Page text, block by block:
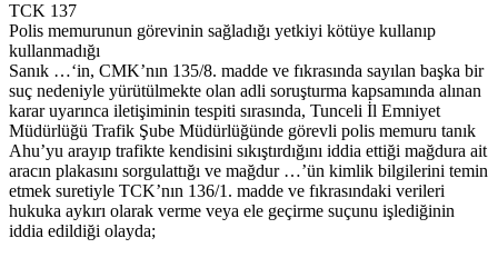
TCK 137
Polis memurunun görevinin sağladığı yetkiyi kötüye kullanıp
kullanmadığı
Sanık …‘in, CMK’nın 135/8. madde ve fıkrasında sayılan başka bir
suç nedeniyle yürütülmekte olan adli soruşturma kapsamında alınan
karar uyarınca iletişiminin tespiti sırasında, Tunceli İl Emniyet
Müdürlüğü Trafik Şube Müdürlüğünde görevli polis memuru tanık
Ahu’yu arayıp trafikte kendisini sıkıştırdığını iddia ettiği mağdura ait
aracın plakasını sorgulattığı ve mağdur …’ün kimlik bilgilerini temin
etmek suretiyle TCK’nın 136/1. madde ve fıkrasındaki verileri
hukuka aykırı olarak verme veya ele geçirme suçunu işlediğinin
iddia edildiği olayda;